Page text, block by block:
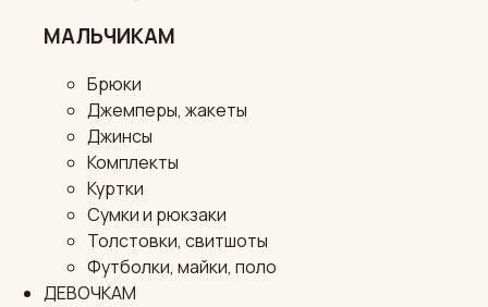
МАЛЬЧИКАМ
Брюки
Джемперы, жакеты
Джинсы
Комплекты
Куртки
Сумки и рюкзаки
Толстовки, свитшоты
Футболки, майки, поло
ДЕВОЧКАМ